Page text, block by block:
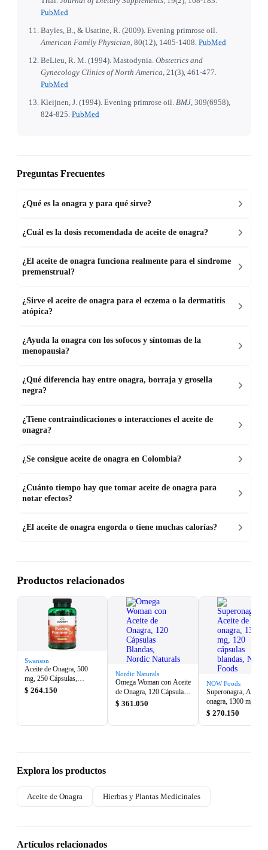
PubMed
Bayles, B., & Usatine, R. (2009). Evening primrose oil.
American Family Physician , 80(12), 1405-1408. PubMed
BeLieu, R. M. (1994). Mastodynia. Obstetrics and
Gynecology Clinics of North America , 21(3), 461-477.
PubMed
Kleijnen, J. (1994). Evening primrose oil. BMJ , 309(6958),
824-825. PubMed
Preguntas Frecuentes
¿Qué es la onagra y para qué sirve?
¿Cuál es la dosis recomendada de aceite de onagra?
¿El aceite de onagra funciona realmente para el síndrome
premenstrual?
¿Sirve el aceite de onagra para el eczema o la dermatitis
atópica?
¿Ayuda la onagra con los sofocos y síntomas de la
menopausia?
¿Qué diferencia hay entre onagra, borraja y grosella
negra?
¿Tiene contraindicaciones o interacciones el aceite de
onagra?
¿Se consigue aceite de onagra en Colombia?
¿Cuánto tiempo hay que tomar aceite de onagra para
notar efectos?
¿El aceite de onagra engorda o tiene muchas calorías?
Productos relacionados
Swanson
Aceite de Onagra, 500
mg, 250 Cápsulas,
Swanson
$ 264.150
Nordic Naturals
Omega Woman con Aceite
de Onagra, 120 Cápsulas
Blandas, Nordic Naturals
$ 361.050
NOW Foods
Superonagra, Aceite
onagra, 1300 mg, 120
cápsulas blandas,
$ 270.150
Explora los productos
Aceite de Onagra Hierbas y Plantas Medicinales
Artículos relacionados